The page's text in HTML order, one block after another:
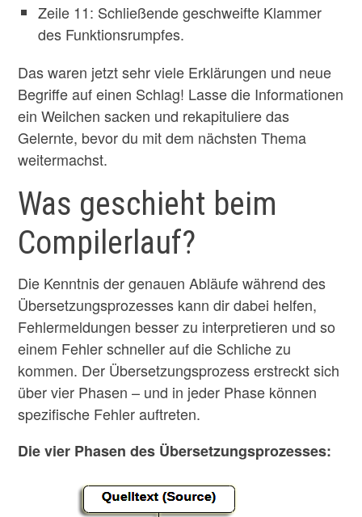
Zeile 11: Schließende geschweifte Klammer
des Funktionsrumpfes.
Das waren jetzt sehr viele Erklärungen und neue
Begriffe auf einen Schlag! Lasse die Informationen
ein Weilchen sacken und rekapituliere das
Gelernte, bevor du mit dem nächsten Thema
weitermachst.
Was geschieht beim
Compilerlauf?
Die Kenntnis der genauen Abläufe während des
Übersetzungsprozesses kann dir dabei helfen,
Fehlermeldungen besser zu interpretieren und so
einem Fehler schneller auf die Schliche zu
kommen. Der Übersetzungsprozess erstreckt sich
über vier Phasen – und in jeder Phase können
spezifische Fehler auftreten.
Die vier Phasen des Übersetzungsprozesses: